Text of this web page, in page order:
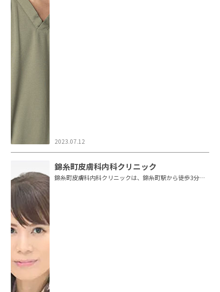
2023.07.12
錦糸町皮膚科内科クリニック
錦糸町皮膚科内科クリニックは、錦糸町駅から徒歩3分に